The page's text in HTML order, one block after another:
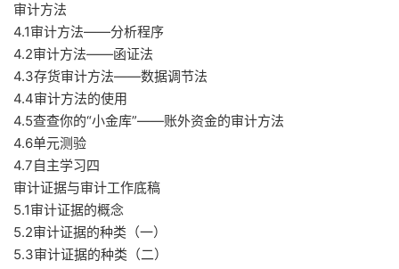
审计方法
4.1审计方法——分析程序
4.2审计方法——函证法
4.3存货审计方法——数据调节法
4.4审计方法的使用
4.5查查你的“小金库”——账外资金的审计方法
4.6单元测验
4.7自主学习四
审计证据与审计工作底稿
5.1审计证据的概念
5.2审计证据的种类（一）
5.3审计证据的种类（二）